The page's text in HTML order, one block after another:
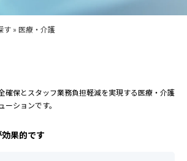
す » 医療・介護
確保とスタッフ業務負担軽減を実現する医療・介護
ションです。
果的です